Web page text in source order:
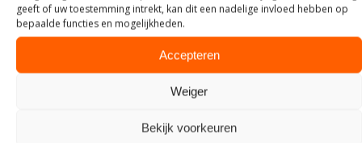
geeft of uw toestemming intrekt, kan dit een nadelige invloed hebben op
bepaalde functies en mogelijkheden.
Accepteren
Weiger
Bekijk voorkeuren